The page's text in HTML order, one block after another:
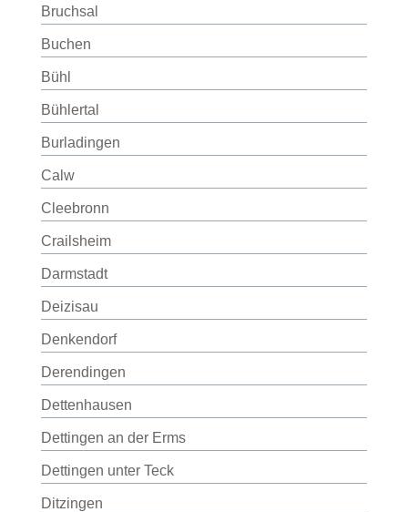
Bruchsal
Buchen
Bühl
Bühlertal
Burladingen
Calw
Cleebronn
Crailsheim
Darmstadt
Deizisau
Denkendorf
Derendingen
Dettenhausen
Dettingen an der Erms
Dettingen unter Teck
Ditzingen